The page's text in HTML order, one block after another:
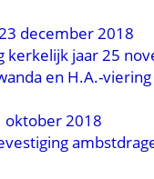
december 2018
kerkelijk jaar 25
en H.A.-
oktober 2018